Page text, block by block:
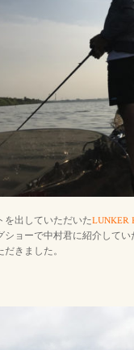
を出していただいたLUNKER
ショーで中村君に紹介して
きました。